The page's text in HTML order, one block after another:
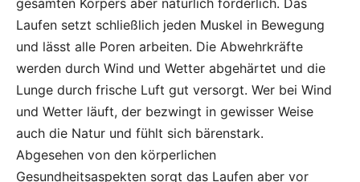
gesamten Körpers aber natürlich förderlich. Das
Laufen setzt schließlich jeden Muskel in Bewegung
und lässt alle Poren arbeiten. Die Abwehrkräfte
werden durch Wind und Wetter abgehärtet und die
Lunge durch frische Luft gut versorgt. Wer bei Wind
und Wetter läuft, der bezwingt in gewisser Weise
auch die Natur und fühlt sich bärenstark.
Abgesehen von den körperlichen
Gesundheitsaspekten sorgt das Laufen aber vor